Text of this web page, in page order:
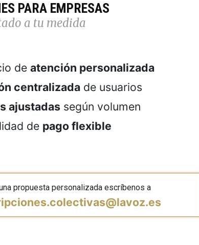
PARA EMPRESAS
a tu medida
de atención personalizada
centralizada de usuarios
ajustadas según volumen
de pago flexible
propuesta personalizada escríbenos a